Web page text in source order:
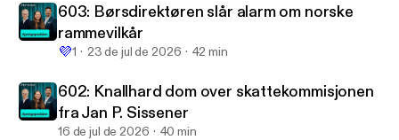
603: Børsdirektøren slår alarm om norske
rammevilkår
💜1 23 de jul de 2026 42 min
602: Knallhard dom over skattekommisjonen
fra Jan P. Sissener
16 de jul de 2026 40 min